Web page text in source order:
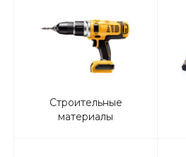
Строительные
материалы